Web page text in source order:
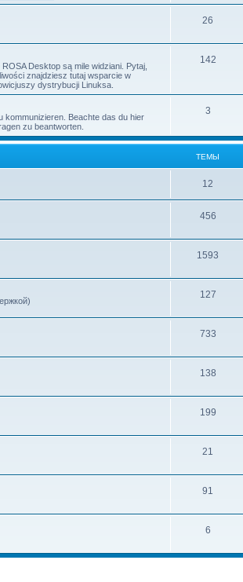
26
Desktop są mile widziani. Pytaj,
znajdziesz tutaj wsparcie w
dystrybucji Linuksa.
142
kommunizieren. Beachte das du hier
zu beantworten.
3
ТЕМЫ
12
456
1593
127
733
138
199
21
91
6